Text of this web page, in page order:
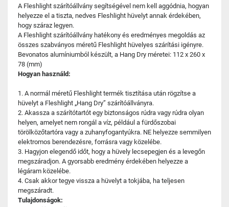
A Fleshlight szárítóállvány segítségével nem kell aggódnia, hogyan
helyezze el a tiszta, nedves Fleshlight hüvelyt annak érdekében,
hogy száraz legyen.
A Fleshlight szárítóállvány hatékony és eredményes megoldás az
összes szabványos méretű Fleshlight hüvelyes szárítási igényre.
Bevonatos alumíniumból készült, a Hang Dry méretei: 112 x 260 x
78 (mm)
Hogyan használd:
1. A normál méretű Fleshlight termék tisztítása után rögzítse a
hüvelyt a Fleshlight „Hang Dry” szárítóállványra.
2. Akassza a szárítótartót egy biztonságos rúdra vagy rúdra olyan
helyen, amelyet nem rongál a víz, például a fürdőszobai
törölközőtartóra vagy a zuhanyfogantyúkra. NE helyezze semmilyen
elektromos berendezésre, forrásra vagy közelébe.
3. Hagyjon elegendő időt, hogy a hüvely lecsepegjen és a levegőn
megszáradjon. A gyorsabb eredmény érdekében helyezze a
légáram közelébe.
4. Csak akkor tegye vissza a hüvelyt a tokjába, ha teljesen
megszáradt.
Tulajdonságok: